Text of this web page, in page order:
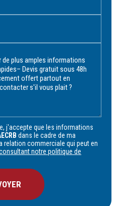
j'accepte que les informations
dans le cadre de ma
relation commerciale qui peut en
notre politique de